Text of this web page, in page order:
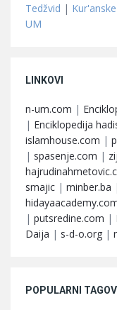
Tedžvid |
UM
LINKOVI
n-um.com |
| Enciklopedija
islamhouse.com |
| spasenje.com |
smajic | minber.ba |
| putsredine.com |
Daija | s-d-o.org |
POPULARNI TAGOVI